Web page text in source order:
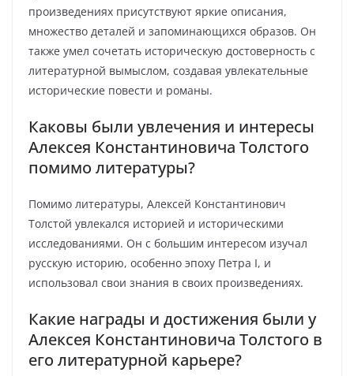
произведениях присутствуют яркие описания,
множество деталей и запоминающихся образов. Он
также умел сочетать историческую достоверность с
литературной вымыслом, создавая увлекательные
исторические повести и романы.
Каковы были увлечения и интересы
Алексея Константиновича Толстого
помимо литературы?
Помимо литературы, Алексей Константинович
Толстой увлекался историей и историческими
исследованиями. Он с большим интересом изучал
русскую историю, особенно эпоху Петра I, и
использовал свои знания в своих произведениях.
Какие награды и достижения были у
Алексея Константиновича Толстого в
его литературной карьере?